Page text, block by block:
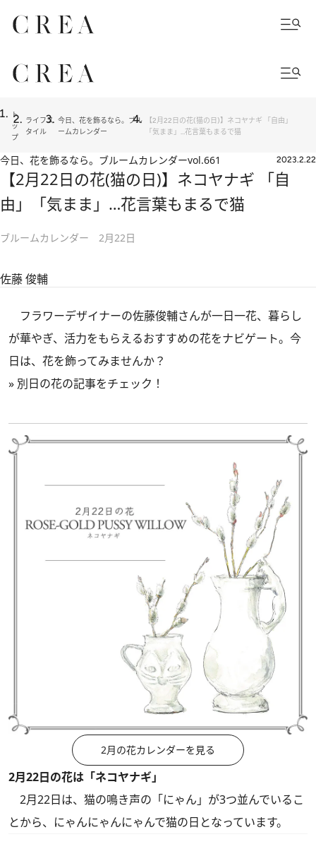
ト
ッ
プ
ライフス
タイル
今日、花を飾るなら。ブル
ームカレンダー
【2月22日の花(猫の日)】ネコヤナギ 「自由」
「気まま」…花言葉もまるで猫
今日、花を飾るなら。ブルームカレンダーvol.661 2023.2.22
【2月22日の花(猫の日)】ネコヤナギ 「自
由」「気まま」…花言葉もまるで猫
ブルームカレンダー 2月22日
佐藤 俊輔
フラワーデザイナーの佐藤俊輔さんが一日一花、暮らし
が華やぎ、活力をもらえるおすすめの花をナビゲート。今
日は、花を飾ってみませんか？
» 別日の花の記事をチェック！
2月の花カレンダーを見る
2月22日の花は「ネコヤナギ」
2月22日は、猫の鳴き声の「にゃん」が3つ並んでいるこ
とから、にゃんにゃんにゃんで猫の日となっています。